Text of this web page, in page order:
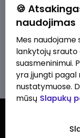
Pagal
nerasta.
bandykite
🍪
naudojimas
Mes naudojame
lankytojų srauto
suasmeninimui.
yra įjungti pagal
nustatymuose.
mūsų Slapukų